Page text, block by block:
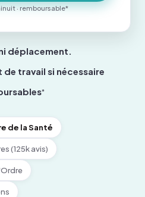
déplacement.
travail si nécessaire
*
de la Santé
(125k avis)
· remboursable*